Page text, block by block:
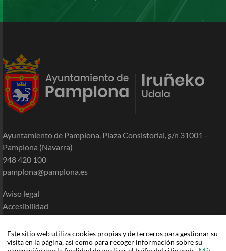
Este sitio web utiliza cookies propias y de terceros para gestionar su
visita en la página, así como para recoger información sobre su
Ayuntamiento de Pamplona. Plaza Consistorial,s/n 31001 -
Pamplona (Navarra)
948 420 100
pamplona@pamplona.es
Aviso legal
Accesibilidad
Política de cookies
Política de privacidad
Mapa de la Sede